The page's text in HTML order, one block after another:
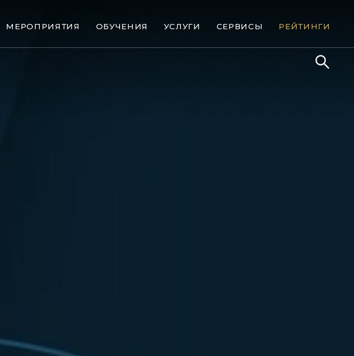
МЕРОПРИЯТИЯ ОБУЧЕНИЯ УСЛУГИ СЕРВИСЫ РЕЙТИНГИ